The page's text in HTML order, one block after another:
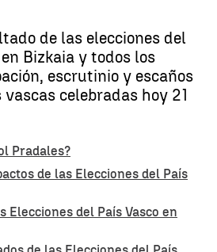
de las elecciones del
Bizkaia y todos los
escrutinio y escaños
celebradas hoy 21
Pradales?
de las Elecciones del País
Elecciones del País Vasco en